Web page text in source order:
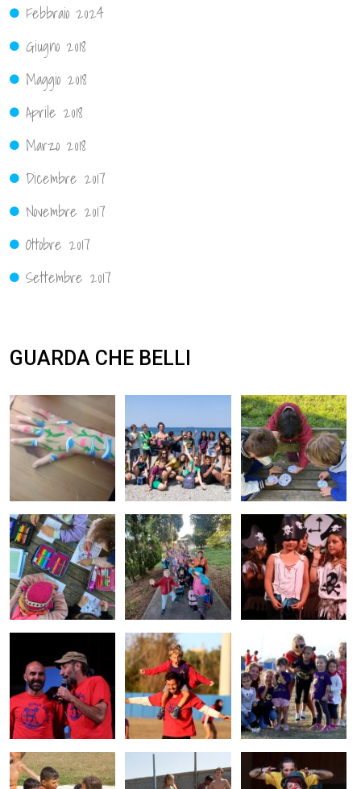
Febbraio 2024
Giugno 2018
Maggio 2018
Aprile 2018
Marzo 2018
Dicembre 2017
Novembre 2017
Ottobre 2017
Settembre 2017
GUARDA CHE BELLI